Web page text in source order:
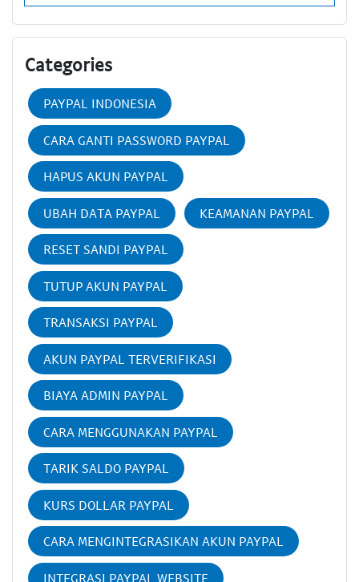
Categories
PAYPAL INDONESIA
CARA GANTI PASSWORD PAYPAL
HAPUS AKUN PAYPAL
UBAH DATA PAYPAL KEAMANAN PAYPAL
RESET SANDI PAYPAL
TUTUP AKUN PAYPAL
TRANSAKSI PAYPAL
AKUN PAYPAL TERVERIFIKASI
BIAYA ADMIN PAYPAL
CARA MENGGUNAKAN PAYPAL
TARIK SALDO PAYPAL
KURS DOLLAR PAYPAL
CARA MENGINTEGRASIKAN AKUN PAYPAL
INTEGRASI PAYPAL WEBSITE